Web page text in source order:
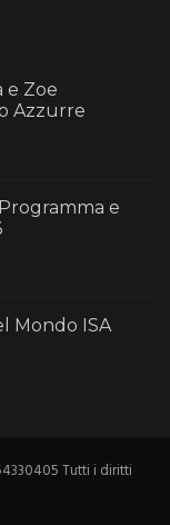
e Zoe
Azzurre
e
Mondo ISA
Tutti i diritti